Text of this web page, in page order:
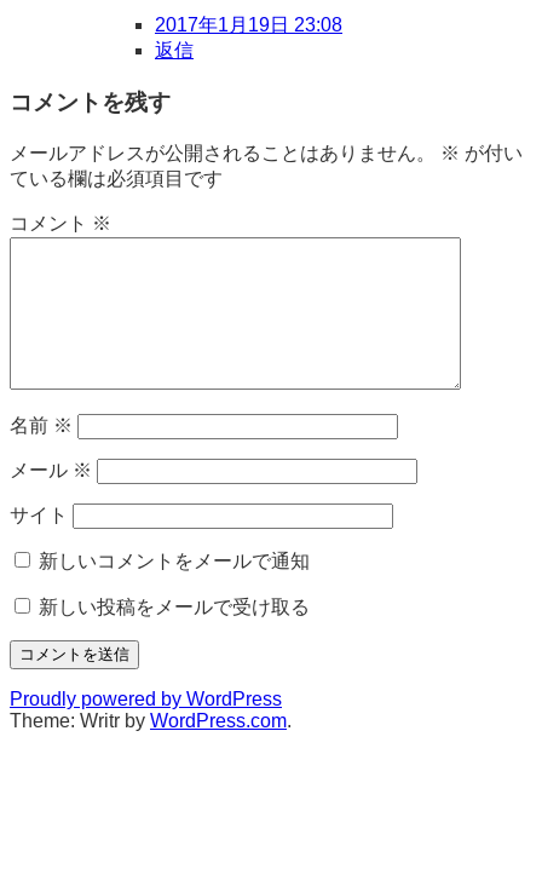
2017年1月19日 23:08
返信
コメントを残す
メールアドレスが公開されることはありません。 ※ が付い
ている欄は必須項目です
コメント ※
名前 ※
メール ※
サイト
新しいコメントをメールで通知
新しい投稿をメールで受け取る
Proudly powered by WordPress
Theme: Writr by WordPress.com.